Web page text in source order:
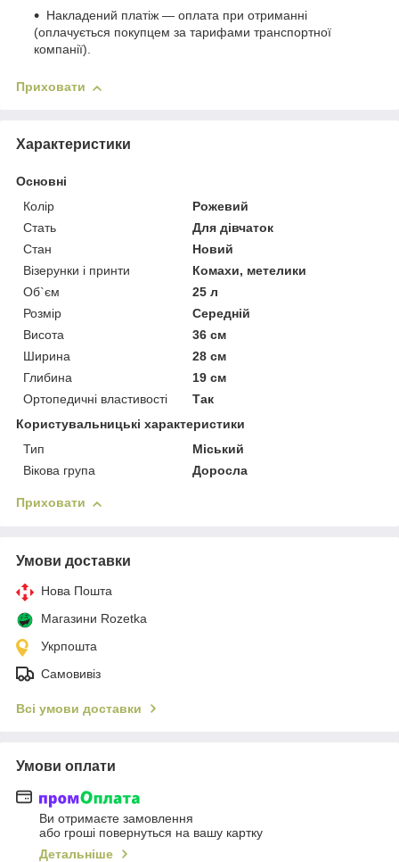
Накладений платіж ― оплата при отриманні
(оплачується покупцем за тарифами транспортної
компанії).
Приховати
Характеристики
Основні
Колір
Рожевий
Стать
Для дівчаток
Стан
Новий
Візерунки і принти
Комахи, метелики
Об`єм
25 л
Розмір
Середній
Висота
36 см
Ширина
28 см
Глибина
19 см
Ортопедичні властивості
Так
Користувальницькі характеристики
Тип
Міський
Вікова група
Доросла
Приховати
Умови доставки
Нова Пошта
Магазини Rozetka
Укрпошта
Самовивіз
Всі умови доставки
Умови оплати
Ви отримаєте замовлення
або гроші повернуться на вашу картку
Детальніше